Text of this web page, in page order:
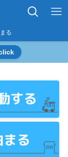
る